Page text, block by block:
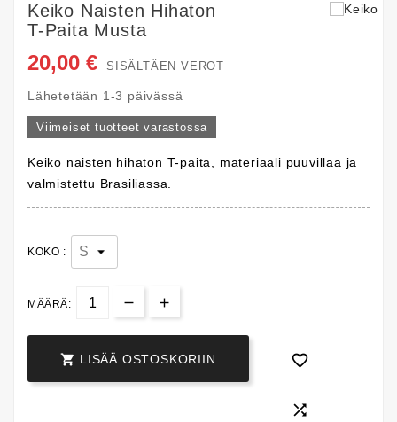
Keiko Naisten Hihaton
T-Paita Musta
20,00 € SISÄLTÄEN VEROT
Lähetetään 1-3 päivässä
Viimeiset tuotteet varastossa
Keiko naisten hihaton T-paita, materiaali puuvillaa ja
valmistettu Brasiliassa.
KOKO :
MÄÄRÄ:
 LISÄÄ OSTOSKORIIN 
